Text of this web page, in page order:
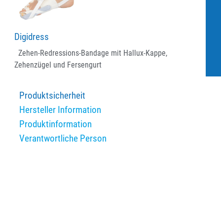
Digidress
Zehen-Redressions-Bandage mit Hallux-Kappe,
Zehenzügel und Fersengurt
Produktsicherheit
Hersteller Information
Produktinformation
Verantwortliche Person